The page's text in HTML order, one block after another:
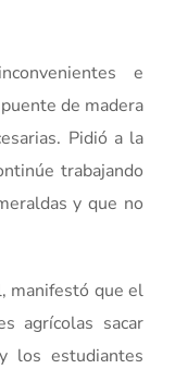
e
de madera
Pidió a la
trabajando
y que no
manifestó que el
agrícolas sacar
los estudiantes